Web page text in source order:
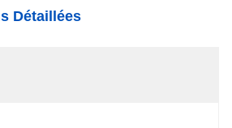
Détaillées